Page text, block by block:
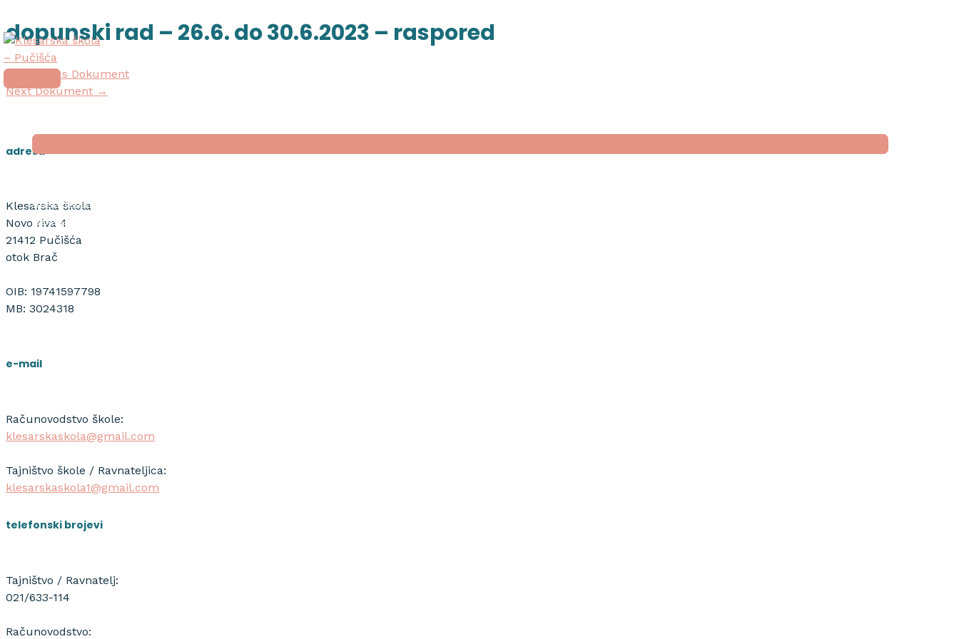
to
content
menu
menu
toggle
dokumenti
natječaji
dopunski rad – 26.6. do 30.6.2023 – raspored
navigation
←
Previous Dokument
Next Dokument →
adresa
Klesarska škola
Novo riva 4
21412 Pučišća
otok Brač
OIB: 19741597798
MB: 3024318
e-mail
Računovodstvo škole:
klesarskaskola@gmail.com
Tajništvo škole / Ravnateljica:
klesarskaskola1@gmail.com
telefonski brojevi
Tajništvo / Ravnatelj:
021/633-114
Računovodstvo: